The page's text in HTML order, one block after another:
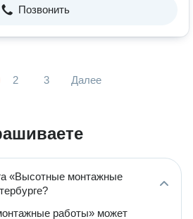
Позвонить
2 3 Далее
«Высотные монтажные
работы» может